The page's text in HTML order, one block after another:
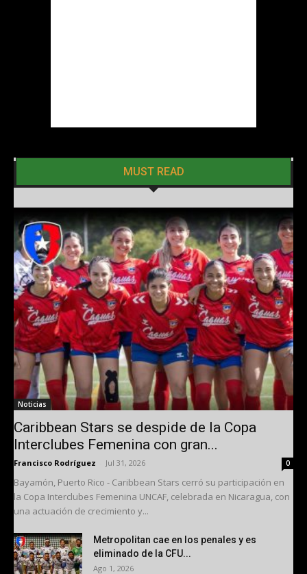
MUST READ
Noticias
Caribbean Stars se despide de la Copa
Interclubes Femenina con gran...
Francisco Rodríguez Jul 31, 2026 0
Bayamón, Puerto Rico - Caribbean Stars cerró su participación en
la Copa Interclubes Femenina UNCAF, celebrada en Nicaragua, con
una actuación de crecimiento y...
Metropolitan cae en los penales y es
eliminado de la CFU...
Ago 1, 2026